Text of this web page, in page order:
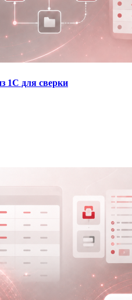
1C для сверки